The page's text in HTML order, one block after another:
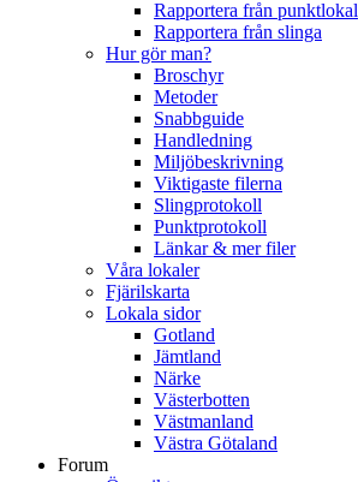
Rapportera från punktlokal
Rapportera från slinga
Hur gör man?
Broschyr
Metoder
Snabbguide
Handledning
Miljöbeskrivning
Viktigaste filerna
Slingprotokoll
Punktprotokoll
Länkar & mer filer
Våra lokaler
Fjärilskarta
Lokala sidor
Gotland
Jämtland
Närke
Västerbotten
Västmanland
Västra Götaland
Forum